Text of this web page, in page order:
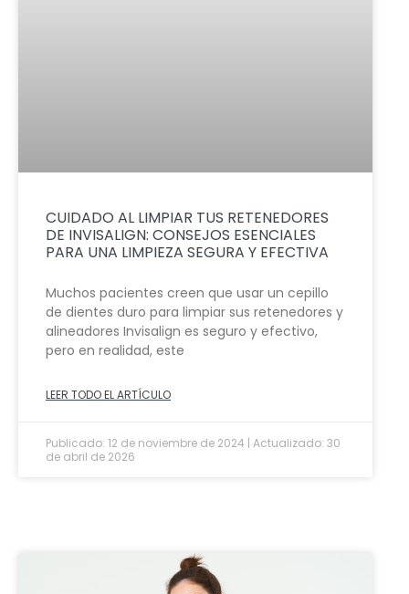
CUIDADO AL LIMPIAR TUS RETENEDORES
DE INVISALIGN: CONSEJOS ESENCIALES
PARA UNA LIMPIEZA SEGURA Y EFECTIVA
Muchos pacientes creen que usar un cepillo
de dientes duro para limpiar sus retenedores y
alineadores Invisalign es seguro y efectivo,
pero en realidad, este
LEER TODO EL ARTÍCULO
Publicado: 12 de noviembre de 2024 | Actualizado: 30
de abril de 2026